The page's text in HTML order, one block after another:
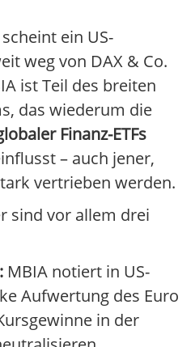
ein US-
weg von DAX & Co.
ist Teil des breiten
das wiederum die
Finanz-ETFs
– auch jener,
vertrieben werden.
sind vor allem drei
MBIA notiert in US-
Aufwertung des Euro
in der